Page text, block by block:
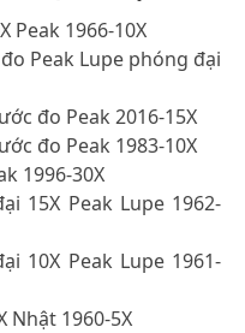
Peak 1966-10X
Peak Lupe phóng đại
đo Peak 2016-15X
đo Peak 1983-10X
1996-30X
15X Peak Lupe 1962-
10X Peak Lupe 1961-
Nhật 1960-5X